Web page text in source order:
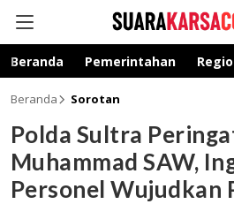
suarakarsa.com
Informasi terpercaya
Beranda Pemerintahan
Beranda Sorotan
Polda Sultra
Muhammad SAW,
Personel Wujudkan